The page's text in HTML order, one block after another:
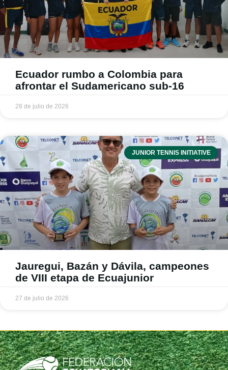
Ecuador rumbo a Colombia para
afrontar el Sudamericano sub-16
28 de julio de 2026
JUNIOR TENNIS INITIATIVE
Jauregui, Bazán y Dávila, campeones
de VIII etapa de Ecuajunior
27 de julio de 2026